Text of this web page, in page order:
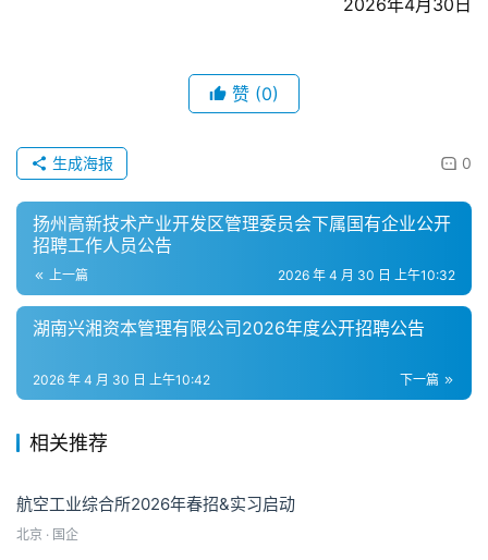
2026年4月30日
赞 (0)
0
生成海报
扬州高新技术产业开发区管理委员会下属国有企业公开
招聘工作人员公告
上一篇 2026 年 4 月 30 日 上午10:32
湖南兴湘资本管理有限公司2026年度公开招聘公告
下一篇
2026 年 4 月 30 日 上午10:42
相关推荐
航空工业综合所2026年春招&实习启动
北京 · 国企